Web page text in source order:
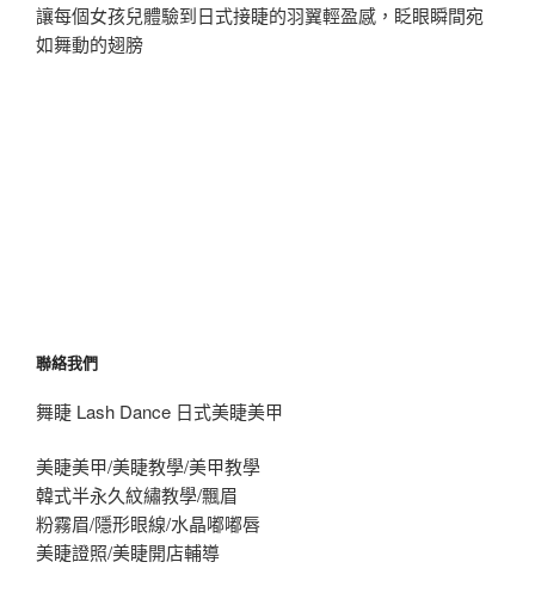
讓每個女孩兒體驗到日式接睫的羽翼輕盈感，眨眼瞬間宛
如舞動的翅膀
聯絡我們
舞睫 Lash Dance 日式美睫美甲
美睫美甲/美睫教學/美甲教學
韓式半永久紋繡教學/飄眉
粉霧眉/隱形眼線/水晶嘟嘟唇
美睫證照/美睫開店輔導